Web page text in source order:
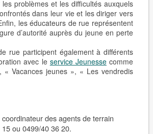
problèmes et les difficultés auxquels
dans leur vie et les diriger vers
les éducateurs de rue représentent
d’autorité auprès du jeune en perte
rue participent également à différents
avec le service Jeunessecomme
« Vacances jeunes », « Les vendredis
coordinateur des agents de terrain
ou 0499/40 36 20.